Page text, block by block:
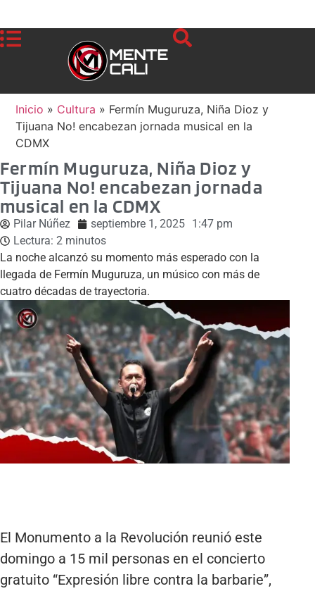
Inicio » Cultura » Fermín Muguruza, Niña Dioz y
Tijuana No! encabezan jornada musical en la
CDMX
Fermín Muguruza, Niña Dioz y
Tijuana No! encabezan jornada
musical en la CDMX
Pilar Núñez septiembre 1, 2025 1:47 pm
Lectura: 2 minutos
La noche alcanzó su momento más esperado con la
llegada de Fermín Muguruza, un músico con más de
cuatro décadas de trayectoria.
El Monumento a la Revolución reunió este
domingo a 15 mil personas en el concierto
gratuito “Expresión libre contra la barbarie”,